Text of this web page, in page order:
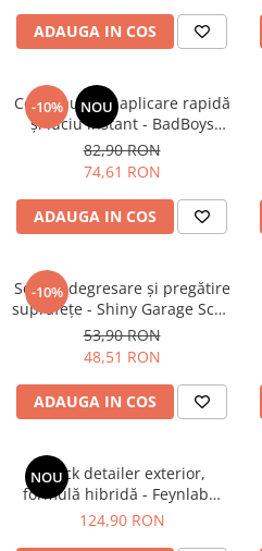
ADAUGA IN COS
-10% NOU
Ceară auto cu aplicare rapidă
și luciu instant - BadBoys
Ceramic Hydro Wax (500ml)
82,90 RON
74,61 RON
ADAUGA IN COS
-10%
Soluție degresare şi pregătire
suprafeţe - Shiny Garage Scan
Inspection (500ml)
53,90 RON
48,51 RON
ADAUGA IN COS
NOU
Quick detailer exterior,
formulă hibridă - Feynlab®
Hybrid Ceramic Detailer
124,90 RON